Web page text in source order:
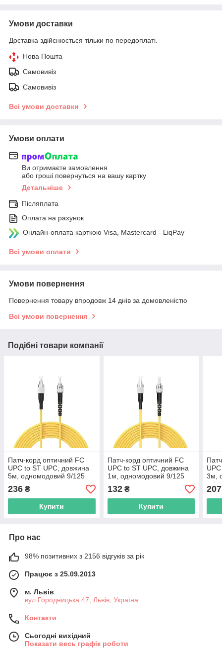
Умови доставки
Доставка здійснюється тільки по передоплаті.
Нова Пошта
Самовивіз
Самовивіз
Всі умови доставки
Умови оплати
Ви отримаєте замовлення
або гроші повернуться на вашу картку
Детальніше
Післяплата
Оплата на рахунок
Онлайн-оплата карткою Visa, Mastercard - LiqPay
Всі умови оплати
Умови повернення
Повернення товару впродовж 14 днів за домовленістю
Всі умови повернення
Подібні товари компанії
Патч-корд оптичний FC
UPC to ST UPC, довжина
5м, одномодовий 9/125
G.652D 3mm, жовтий
236 ₴
Купити
Патч-корд оптичний FC
UPC to ST UPC, довжина
1м, одномодовий 9/125
G.652D 3mm, жовтий
132₴
Купити
3м,
207
Про нас
98% позитивних з 2156 відгуків за рік
Працює з 25.09.2013
м. Львів
вул Городницька 47, Львів, Україна
Контакти
Сьогодні вихідний
Показати весь графік роботи